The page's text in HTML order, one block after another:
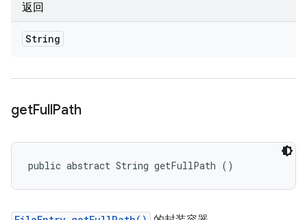
返回
String
getFullPath
public abstract String getFullPath ()